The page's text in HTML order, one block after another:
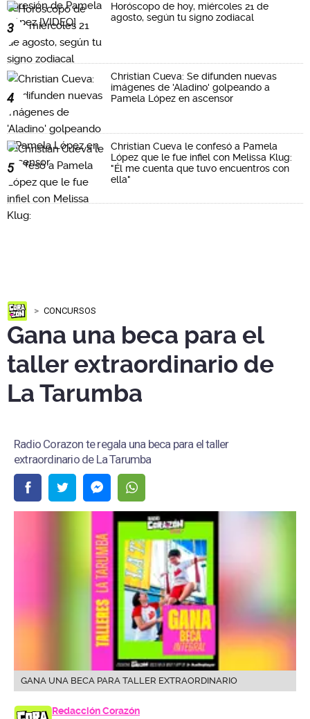
3
Horóscopo de hoy, miércoles 21 de
agosto, según tu signo zodiacal
4
Christian Cueva: Se difunden nuevas
imágenes de 'Aladino' golpeando a
Pamela López en ascensor
5
Christian Cueva le confesó a Pamela
López que le fue infiel con Melissa Klug:
"Él me cuenta que tuvo encuentros con
ella"
CONCURSOS
Gana una beca para el
taller extraordinario de
La Tarumba
Radio Corazon te regala una beca para el taller
extraordinario de La Tarumba
GANA UNA BECA PARA TALLER EXTRAORDINARIO
Redacción Corazón